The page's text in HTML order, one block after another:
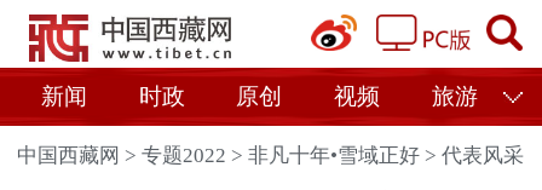
新闻 时政 原创 视频 旅游
中国西藏网 >专题2022 >非凡十年•雪域正好 >代表风采